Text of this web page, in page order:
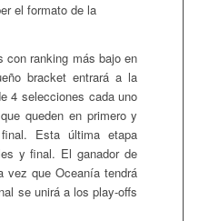
el formato de la
con ranking más bajo en
bracket entrará a la
4 selecciones cada uno
queden en primero y
Esta última etapa
y final. El ganador de
vez que Oceanía tendrá
se unirá a los play-offs